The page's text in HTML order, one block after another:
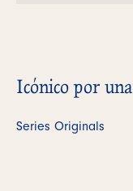
Icónico por
Series Originals